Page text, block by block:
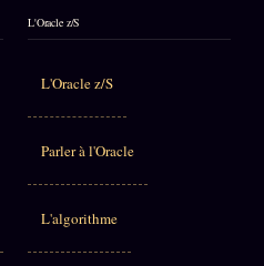
L'Oracle z/S
L'Oracle z/S
Parler à l'Oracle
L'algorithme